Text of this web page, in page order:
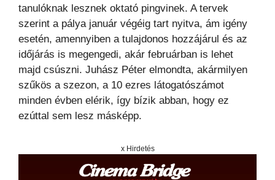
tanulóknak lesznek oktató pingvinek. A tervek
szerint a pálya január végéig tart nyitva, ám igény
esetén, amennyiben a tulajdonos hozzájárul és az
időjárás is megengedi, akár februárban is lehet
majd csúszni. Juhász Péter elmondta, akármilyen
szűkös a szezon, a 10 ezres látogatószámot
minden évben elérik, így bízik abban, hogy ez
ezúttal sem lesz másképp.
x Hirdetés